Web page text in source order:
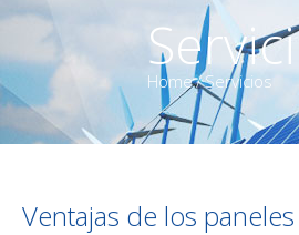
Home/Servicios
Ventajas de los